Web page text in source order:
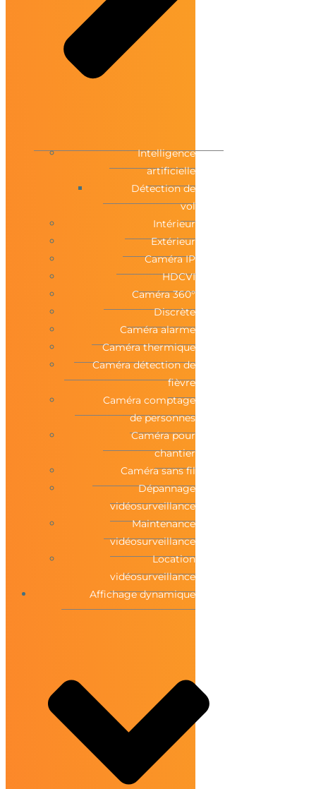
Intelligence
artificielle
Détection de
vol
Intérieur
Extérieur
Caméra IP
HDCVI
Caméra 360°
Discrète
Caméra alarme
Caméra thermique
Caméra détection de
fièvre
Caméra comptage
de personnes
Caméra pour
chantier
Caméra sans fil
Dépannage
vidéosurveillance
Maintenance
vidéosurveillance
Location
vidéosurveillance
Affichage dynamique